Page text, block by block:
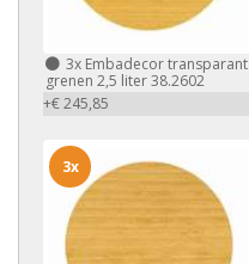
3x Embadecor transparant
grenen 2,5 liter 38.2602
+€ 245,85
3x